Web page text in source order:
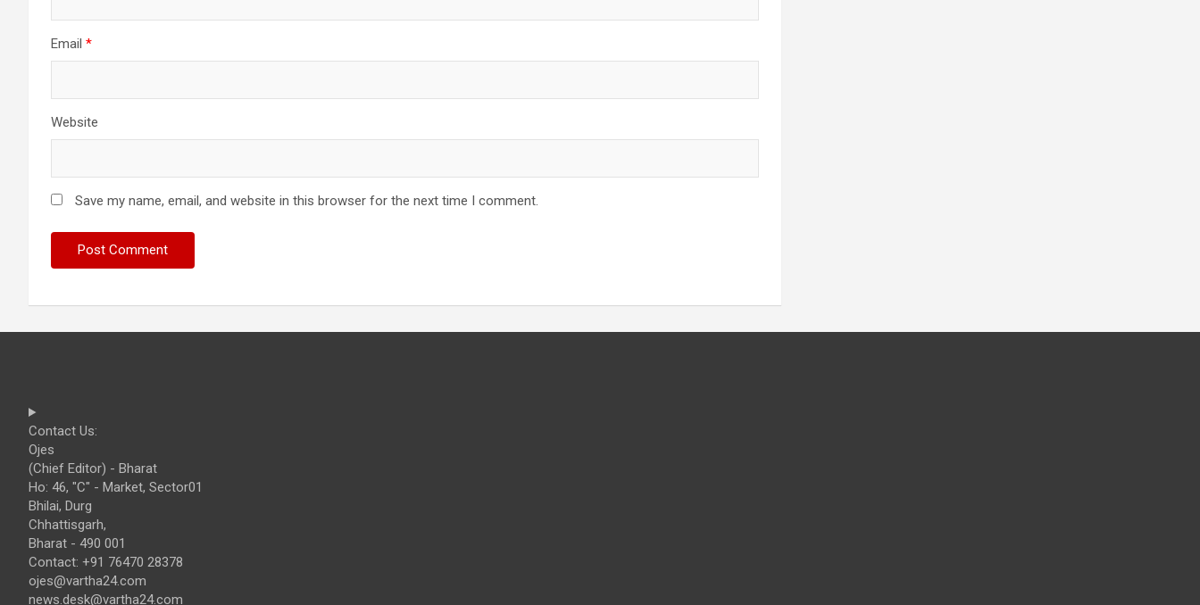
Email *
Website
Save my name, email, and website in this browser for the next time I comment.
Contact Us:
Ojes
(Chief Editor) - Bharat
Ho: 46, "C" - Market, Sector01
Bhilai, Durg
Chhattisgarh,
Bharat - 490 001
Contact: +91 76470 28378
ojes@vartha24.com
news.desk@vartha24.com